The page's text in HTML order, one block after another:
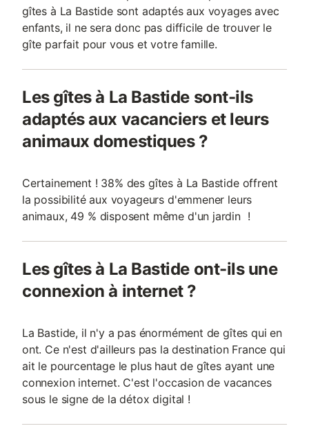
gîtes à La Bastide sont adaptés aux voyages avec
enfants, il ne sera donc pas difficile de trouver le
gîte parfait pour vous et votre famille.
Les gîtes à La Bastide sont-ils
adaptés aux vacanciers et leurs
animaux domestiques ?
Certainement ! 38% des gîtes à La Bastide offrent
la possibilité aux voyageurs d'emmener leurs
animaux, 49 % disposent même d'un jardin !
Les gîtes à La Bastide ont-ils une
connexion à internet ?
La Bastide, il n'y a pas énormément de gîtes qui en
ont. Ce n'est d'ailleurs pas la destination France qui
ait le pourcentage le plus haut de gîtes ayant une
connexion internet. C'est l'occasion de vacances
sous le signe de la détox digital !